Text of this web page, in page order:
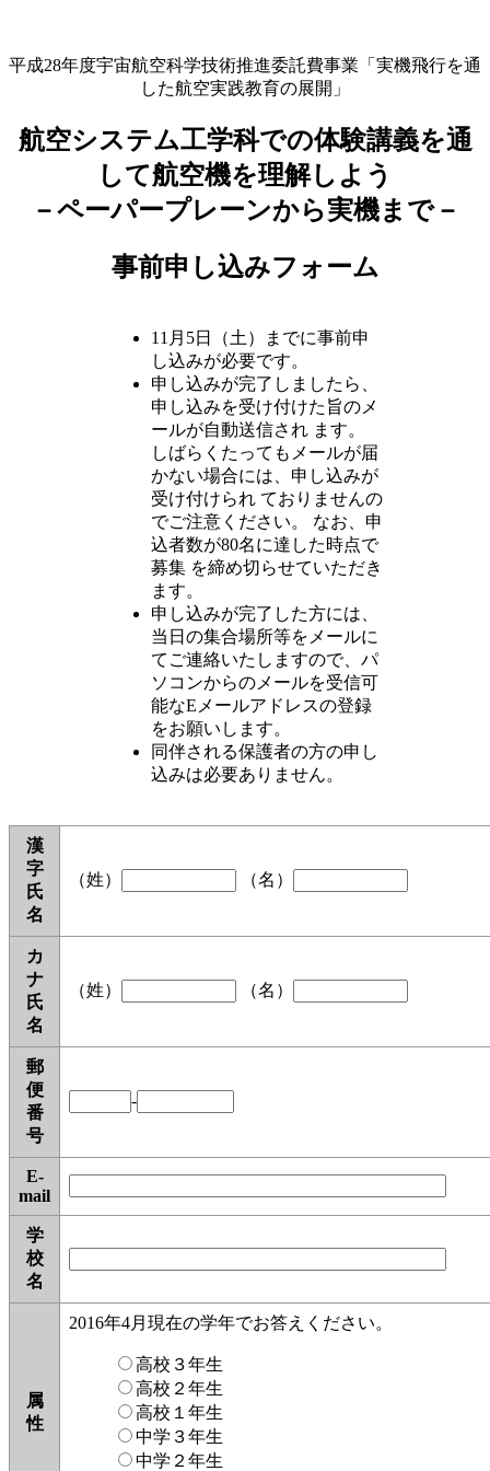
平成28年度宇宙航空科学技術推進委託費事業「実機飛行を通
した航空実践教育の展開」
航空システム工学科での体験講義を通
して航空機を理解しよう
－ペーパープレーンから実機まで－
事前申し込みフォーム
11月5日（土）までに事前申
し込みが必要です。
申し込みが完了しましたら、
申し込みを受け付けた旨のメ
ールが自動送信され ます。
しばらくたってもメールが届
かない場合には、申し込みが
受け付けられ ておりませんの
でご注意ください。 なお、申
込者数が80名に達した時点で
募集 を締め切らせていただき
ます。
申し込みが完了した方には、
当日の集合場所等をメールに
てご連絡いたしますので、パ
ソコンからのメールを受信可
能なEメールアドレスの登録
をお願いします。
同伴される保護者の方の申し
込みは必要ありません。
漢
字
氏
名
（姓） （名）
カ
ナ
氏
名
（姓） （名）
郵
便
番
号
-
E-
mail
学
校
名
属
性
2016年4月現在の学年でお答えください。
高校３年生
高校２年生
高校１年生
中学３年生
中学２年生